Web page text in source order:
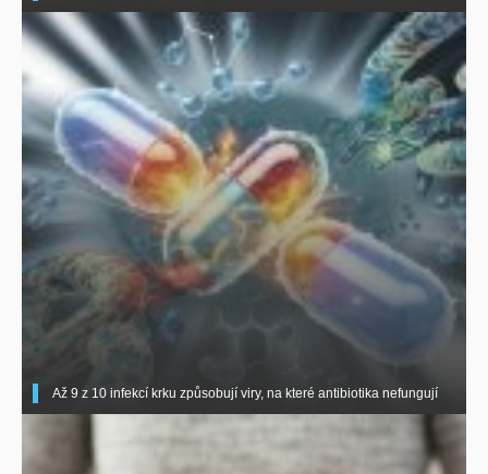
Až 9 z 10 infekcí krku způsobují viry, na které antibiotika nefungují